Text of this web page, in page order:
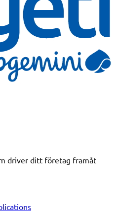
driver ditt företag framåt